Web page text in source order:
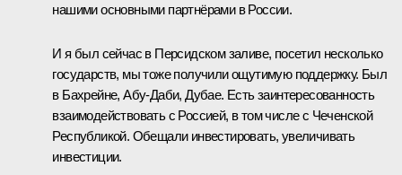
нашими основными партнёрами в России.
И я был сейчас в Персидском заливе, посетил несколько
государств, мы тоже получили ощутимую поддержку. Был
в Бахрейне, Абу‑Даби, Дубае. Есть заинтересованность
взаимодействовать с Россией, в том числе с Чеченской
Республикой. Обещали инвестировать, увеличивать
инвестиции.